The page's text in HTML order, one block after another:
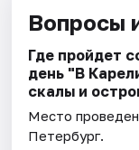
Вопросы
Где пройдет
день "В
скалы и
Место
Петербург.